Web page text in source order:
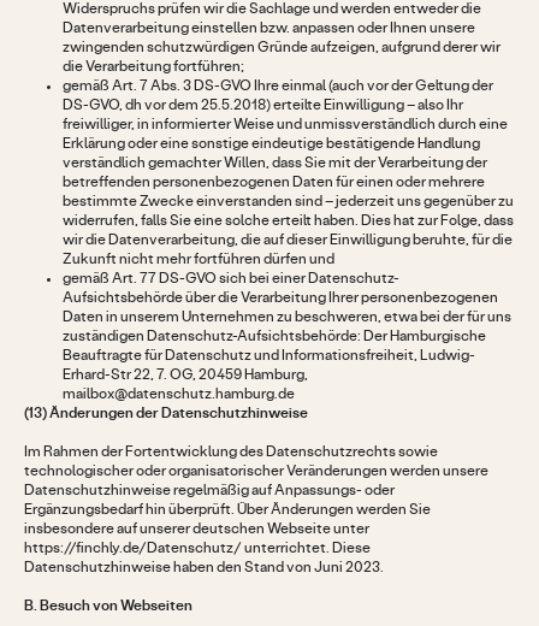
Widerspruchs prüfen wir die Sachlage und werden entweder die
Datenverarbeitung einstellen bzw. anpassen oder Ihnen unsere
zwingenden schutzwürdigen Gründe aufzeigen, aufgrund derer wir
die Verarbeitung fortführen;
gemäß Art. 7 Abs. 3 DS-GVO Ihre einmal (auch vor der Geltung der
DS-GVO, dh vor dem 25.5.2018) erteilte Einwilligung – also Ihr
freiwilliger, in informierter Weise und unmissverständlich durch eine
Erklärung oder eine sonstige eindeutige bestätigende Handlung
verständlich gemachter Willen, dass Sie mit der Verarbeitung der
betreffenden personenbezogenen Daten für einen oder mehrere
bestimmte Zwecke einverstanden sind – jederzeit uns gegenüber zu
widerrufen, falls Sie eine solche erteilt haben. Dies hat zur Folge, dass
wir die Datenverarbeitung, die auf dieser Einwilligung beruhte, für die
Zukunft nicht mehr fortführen dürfen und
gemäß Art. 77 DS-GVO sich bei einer Datenschutz-
Aufsichtsbehörde über die Verarbeitung Ihrer personenbezogenen
Daten in unserem Unternehmen zu beschweren, etwa bei der für uns
zuständigen Datenschutz-Aufsichtsbehörde: Der Hamburgische
Beauftragte für Datenschutz und Informationsfreiheit, Ludwig-
Erhard-Str 22, 7. OG, 20459 Hamburg,
mailbox@datenschutz.hamburg.de
(13) Änderungen der Datenschutzhinweise
Im Rahmen der Fortentwicklung des Datenschutzrechts sowie
technologischer oder organisatorischer Veränderungen werden unsere
Datenschutzhinweise regelmäßig auf Anpassungs- oder
Ergänzungsbedarf hin überprüft. Über Änderungen werden Sie
insbesondere auf unserer deutschen Webseite unter
https://finchly.de/Datenschutz/ unterrichtet. Diese
Datenschutzhinweise haben den Stand von Juni 2023.
B. Besuch von Webseiten